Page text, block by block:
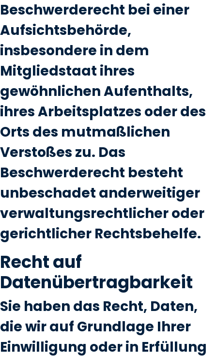
Beschwerderecht bei einer
Aufsichtsbehörde,
insbesondere in dem
Mitgliedstaat ihres
gewöhnlichen Aufenthalts,
ihres Arbeitsplatzes oder des
Orts des mutmaßlichen
Verstoßes zu. Das
Beschwerderecht besteht
unbeschadet anderweitiger
verwaltungsrechtlicher oder
gerichtlicher Rechtsbehelfe.
Recht auf
Datenübertragbarkeit
Sie haben das Recht, Daten,
die wir auf Grundlage Ihrer
Einwilligung oder in Erfüllung